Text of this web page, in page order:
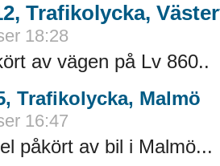
Trafikolycka,
18:28
av vägen på Lv 860..
Trafikolycka, Malmö
16:47
påkört av bil i Malmö...